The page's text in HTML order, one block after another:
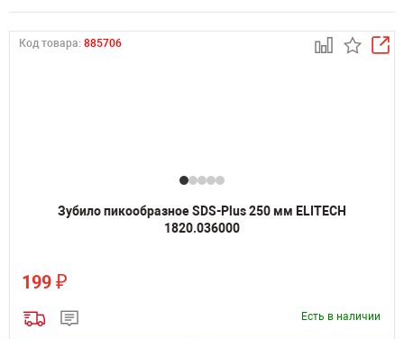
Код товара: 885706
Зубило пикообразное SDS-Plus 250 мм ELITECH
1820.036000
199 ₽
Есть в наличии